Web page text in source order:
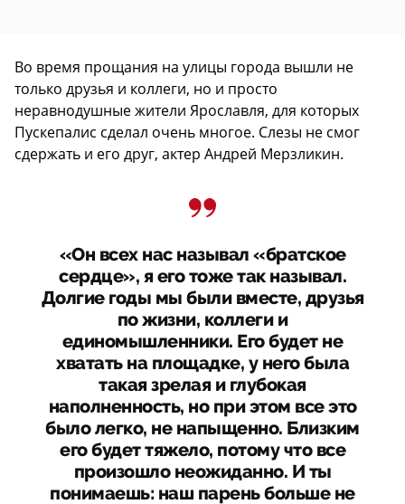
Во время прощания на улицы города вышли не
только друзья и коллеги, но и просто
неравнодушные жители Ярославля, для которых
Пускепалис сделал очень многое. Слезы не смог
сдержать и его друг, актер Андрей Мерзликин.
«Он всех нас называл «братское
сердце», я его тоже так называл.
Долгие годы мы были вместе, друзья
по жизни, коллеги и
единомышленники. Его будет не
хватать на площадке, у него была
такая зрелая и глубокая
наполненность, но при этом все это
было легко, не напыщенно. Близким
его будет тяжело, потому что все
произошло неожиданно. И ты
понимаешь: наш парень больше не